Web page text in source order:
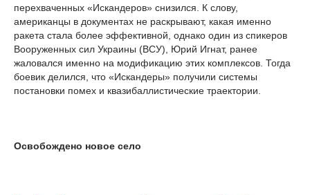
перехваченных «Искандеров» снизился. К слову,
американцы в документах не раскрывают, какая именно
ракета стала более эффективной, однако один из спикеров
Вооруженных сил Украины (ВСУ), Юрий Игнат, ранее
жаловался именно на модификацию этих комплексов. Тогда
боевик делился, что «Искандеры» получили системы
постановки помех и квазибаллистические траектории.
Освобождено новое село